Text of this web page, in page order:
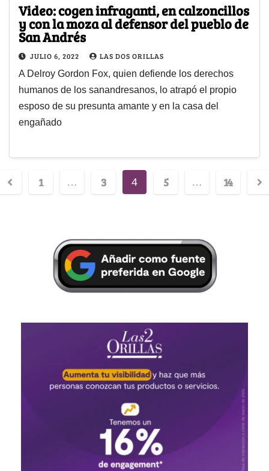
Video: cogen infraganti, en calzoncillos
y con la moza al defensor del pueblo de
San Andrés
JULIO 6, 2022 LAS DOS ORILLAS
A Delroy Gordon Fox, quien defiende los derechos
humanos de los sanandresanos, lo atrapó el propio
esposo de su presunta amante y en la casa del
engañado
1 … 3 4 5 … 14